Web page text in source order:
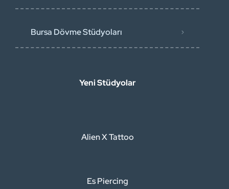
Bursa Dövme Stüdyoları
Yeni Stüdyolar
Alien X Tattoo
Es Piercing